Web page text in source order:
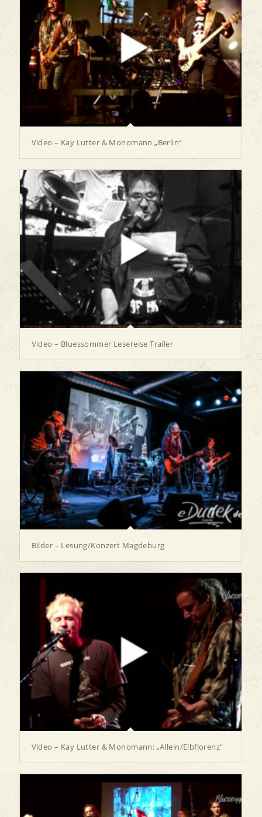
Video – Kay Lutter & Monomann „Berlin“
Video – Bluessommer Lesereise Trailer
Bilder – Lesung/Konzert Magdeburg
Video – Kay Lutter & Monomann: „Allein/Elbflorenz“